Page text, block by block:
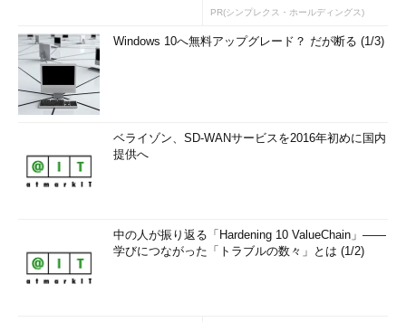
画面6アップデート処理が終了した
実行結果に、「更新」したパッケージの他に「置換」されたパ
ッケージが表示されることがあります。これは、パッケージ名が
変更されたり、同等なパッケージがインストールされたなどで削
除されたパッケージです（次項参照）。
を確認したい場合は「yum check-update」を実行します。この
場合、置換されるなどで削除されるパッケージは「不要なパッケ
ージ」として表示されます。
PR(シンプレクス・ホールディングス)
Windows 10へ無料アップグレード？ だが断る (1/3)
ベライゾン、SD-WANサービスを2016年初めに国内
提供へ
中の人が振り返る「Hardening 10 ValueChain」――
学びにつながった「トラブルの数々」とは (1/2)